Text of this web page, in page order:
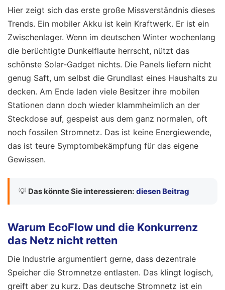
Hier zeigt sich das erste große Missverständnis dieses
Trends. Ein mobiler Akku ist kein Kraftwerk. Er ist ein
Zwischenlager. Wenn im deutschen Winter wochenlang
die berüchtigte Dunkelflaute herrscht, nützt das
schönste Solar-Gadget nichts. Die Panels liefern nicht
genug Saft, um selbst die Grundlast eines Haushalts zu
decken. Am Ende laden viele Besitzer ihre mobilen
Stationen dann doch wieder klammheimlich an der
Steckdose auf, gespeist aus dem ganz normalen, oft
noch fossilen Stromnetz. Das ist keine Energiewende,
das ist teure Symptombekämpfung für das eigene
Gewissen.
💡 Das könnte Sie interessieren: diesen Beitrag
Warum EcoFlow und die Konkurrenz
das Netz nicht retten
Die Industrie argumentiert gerne, dass dezentrale
Speicher die Stromnetze entlasten. Das klingt logisch,
greift aber zu kurz. Das deutsche Stromnetz ist ein